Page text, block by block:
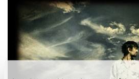
Historie
Partners
Huisregels
Privacyverklaring
Integriteits- en gedragscode